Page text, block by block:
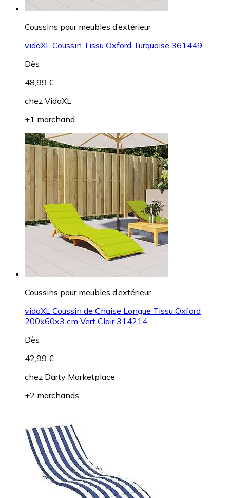
Coussins pour meubles d’extérieur
vidaXL Coussin Tissu Oxford Turquoise 361449
Dès
48,99 €
chez VidaXL
+1 marchand
Coussins pour meubles d’extérieur
vidaXL Coussin de Chaise Longue Tissu Oxford
200x60x3 cm Vert Clair 314214
Dès
42,99 €
chez Darty Marketplace
+2 marchands